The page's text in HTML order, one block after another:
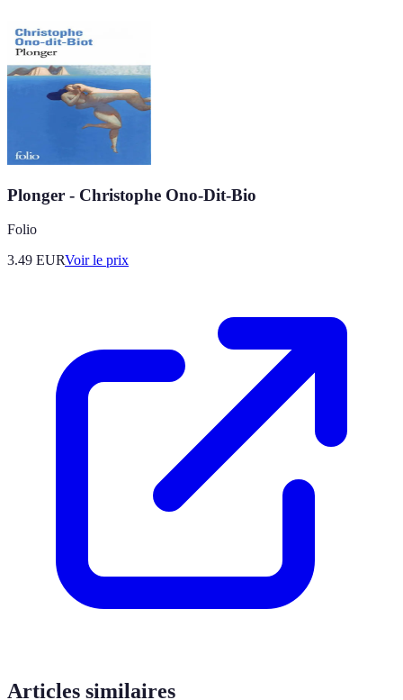
Plonger - Christophe Ono-Dit-Bio
Folio
3.49 EURVoir le prix
Articles similaires